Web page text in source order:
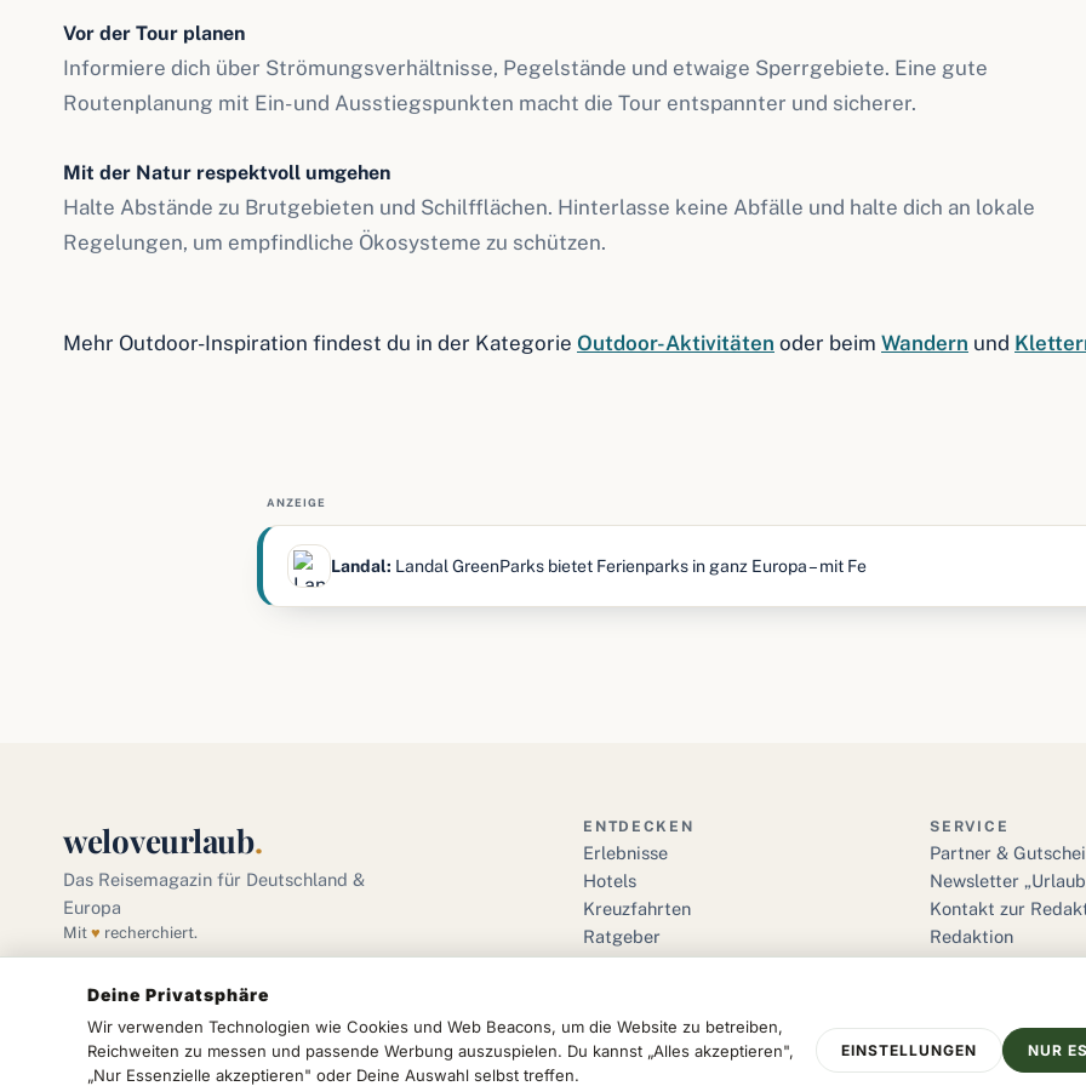
Vor der Tour planen
Informiere dich über Strömungsverhältnisse, Pegelstände und etwaige Sperrgebiete. Eine gute
Routenplanung mit Ein- und Ausstiegspunkten macht die Tour entspannter und sicherer.
Mit der Natur respektvoll umgehen
Halte Abstände zu Brutgebieten und Schilfflächen. Hinterlasse keine Abfälle und halte dich an lokale
Regelungen, um empfindliche Ökosysteme zu schützen.
Mehr Outdoor-Inspiration findest du in der Kategorie Outdoor-Aktivitäten oder beim Wandern und
ANZEIGE
Landal: Landal GreenParks bietet Ferienparks in ganz Europa – mit Fe
weloveurlaub.
Das Reisemagazin für Deutschland &
Europa
Mit ♥ recherchiert.
ENTDECKEN
Erlebnisse
Hotels
Kreuzfahrten
Ratgeber
Reise Glossar
SERVICE
Partner &
Newsletter
Kontakt zur
Redaktion
Deine Privatsphäre
Wir verwenden Technologien wie Cookies und Web Beacons, um die Website zu betreiben,
Reichweiten zu messen und passende Werbung auszuspielen. Du kannst „Alles akzeptieren",
„Nur Essenzielle akzeptieren" oder Deine Auswahl selbst treffen.
EINSTELLUNGEN NUR